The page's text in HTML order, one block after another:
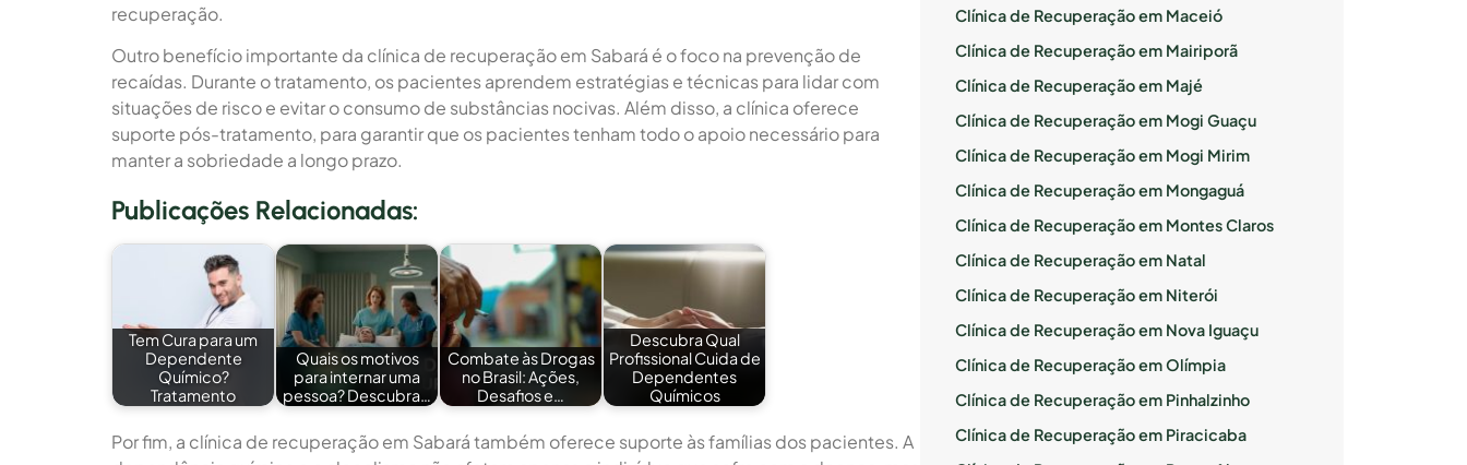
recuperação.
Outro benefício importante da clínica de recuperação em Sabará é o foco na prevenção de
recaídas. Durante o tratamento, os pacientes aprendem estratégias e técnicas para lidar com
situações de risco e evitar o consumo de substâncias nocivas. Além disso, a clínica oferece
suporte pós-tratamento, para garantir que os pacientes tenham todo o apoio necessário para
manter a sobriedade a longo prazo.
Publicações Relacionadas:
Tem Cura para um
Dependente
Químico?
Tratamento
Quais os motivos
para internar uma
pessoa? Descubra…
Combate às Drogas
no Brasil: Ações,
Desafios e…
Descubra Qual
Profissional Cuida de
Dependentes
Químicos
Por fim, a clínica de recuperação em Sabará também oferece suporte às famílias dos pacientes. A
Clínica de Recuperação em Maceió
Clínica de Recuperação em Mairiporã
Clínica de Recuperação em Majé
Clínica de Recuperação em Mogi Guaçu
Clínica de Recuperação em Mogi Mirim
Clínica de Recuperação em Mongaguá
Clínica de Recuperação em Montes Claros
Clínica de Recuperação em Natal
Clínica de Recuperação em Niterói
Clínica de Recuperação em Nova Iguaçu
Clínica de Recuperação em Olímpia
Clínica de Recuperação em Pinhalzinho
Clínica de Recuperação em Piracicaba